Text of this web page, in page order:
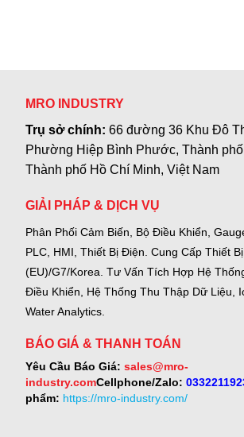
MRO INDUSTRY
Trụ sở chính:66 đường 36 Khu Đô
Phường Hiệp Bình Phước, Thành
Thành phố Hồ Chí Minh, Việt Nam
GIẢI PHÁP & DỊCH VỤ
Phân Phối Cảm Biến, Bộ Điều Khiển,
PLC, HMI, Thiết Bị Điện. Cung Cấp Thiết
(EU)/G7/Korea. Tư Vấn Tích Hợp Hệ
Điều Khiển, Hệ Thống Thu Thập Dữ Liệu,
Water Analytics.
BÁO GIÁ & THANH TOÁN
Yêu Cầu Báo Giá: sales@mro-
industry.comCellphone/Zalo:
phẩm: https://mro-industry.com/